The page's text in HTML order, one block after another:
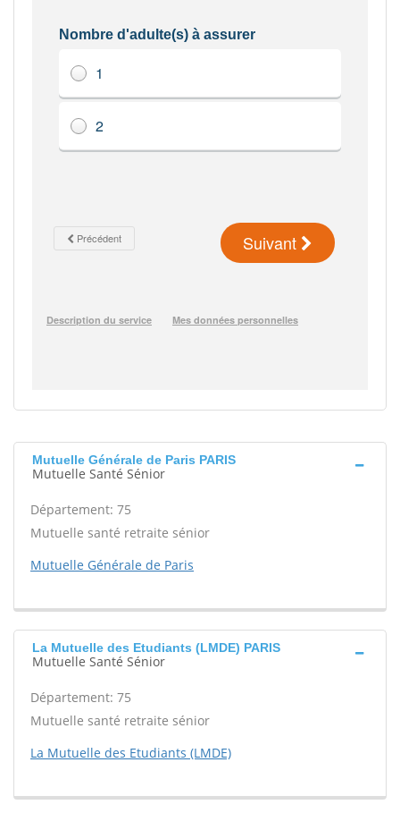
Mutuelle Générale de Paris PARIS
Mutuelle Santé Sénior
Département: 75
Mutuelle santé retraite sénior
Mutuelle Générale de Paris
La Mutuelle des Etudiants (LMDE) PARIS
Mutuelle Santé Sénior
Département: 75
Mutuelle santé retraite sénior
La Mutuelle des Etudiants (LMDE)